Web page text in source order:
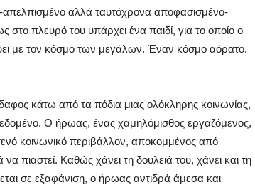
αλλά ταυτόχρονα αποφασισμένο-
πλευρό του υπάρχει ένα παιδί, για το οποίο ο
με τον κόσμο των μεγάλων. Έναν κόσμο αόρατο.
κάτω από τα πόδια μιας ολόκληρης κοινωνίας,
Ο ήρωας, ένας χαμηλόμισθος εργαζόμενος,
κοινωνικό περιβάλλον, αποκομμένος από
να πιαστεί. Καθώς χάνει τη δουλειά του, χάνει και τη
σε εξαφάνιση, ο ήρωας αντιδρά άμεσα και